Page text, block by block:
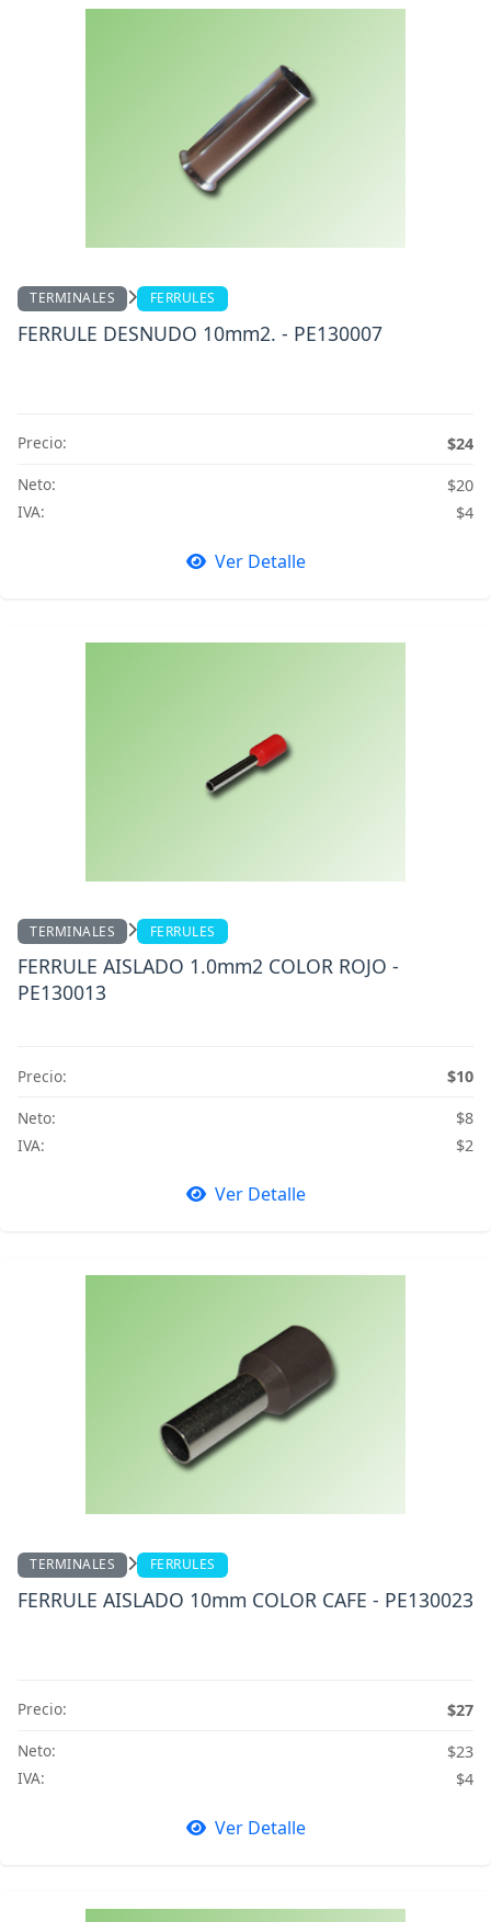
TERMINALES FERRULES
FERRULE DESNUDO 10mm2. - PE130007
Precio:
$24
Neto:
$20
IVA:
$4
Ver Detalle
TERMINALES FERRULES
FERRULE AISLADO 1.0mm2 COLOR ROJO -
PE130013
Precio:
$10
Neto:
$8
IVA:
$2
Ver Detalle
TERMINALES FERRULES
FERRULE AISLADO 10mm COLOR CAFE - PE130023
Precio:
$27
Neto:
$23
IVA:
$4
Ver Detalle